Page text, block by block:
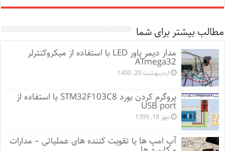
مطالب بیشتر برای شما
مدار دیمر پاور LED با استفاده از میکروکنترلر
ATmega32
اردیبهشت 20, 1400
پروگرم کردن بورد STM32F103C8 با استفاده از
USB port
مهر 18, 1399
آپ امپ ها یا تقویت کننده های عملیاتی – مدارات